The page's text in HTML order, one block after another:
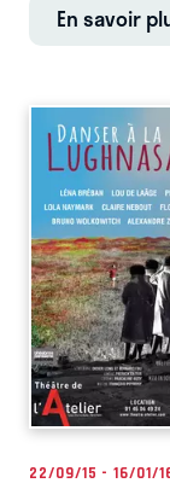
En savoir
22/09/15 - 16/01/